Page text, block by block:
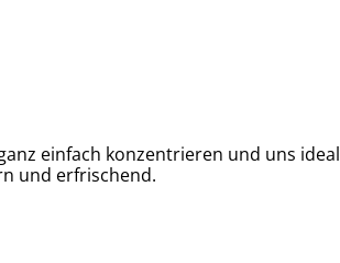
einfach konzentrieren und uns ideal
und erfrischend.